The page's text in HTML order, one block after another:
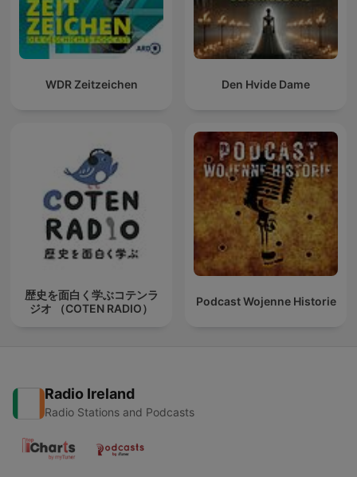
WDR Zeitzeichen Den Hvide Dame
歴史を面白く学ぶコテンラ
ジオ （COTEN RADIO）
Podcast Wojenne Historie
Radio Ireland
Radio Stations and Podcasts